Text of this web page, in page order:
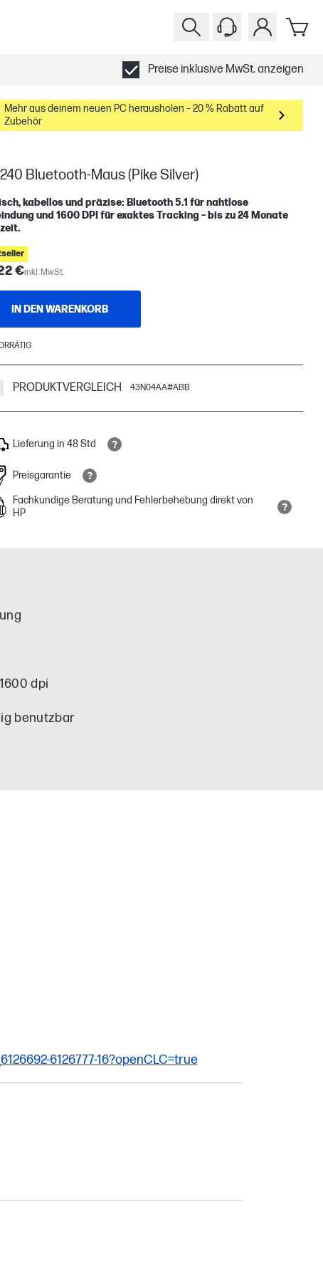
Preise inklusive MwSt. anzeigen
Mehr aus deinem neuen PC herausholen – 20 % Rabatt auf
Zubehör
Bluetooth-Maus (Pike Silver)
kabellos und präzise: Bluetooth 5.1 für nahtlose
und 1600 DPI für exaktes Tracking – bis zu 24 Monate
€inkl. MwSt.
IN DEN WARENKORB
PRODUKTVERGLEICH 43N04AA#ABB
Lieferung in 48 Std
Preisgarantie
Fachkundige Beratung und Fehlerbehebung direkt von
HP
dpi
benutzbar
6126777-16?openCLC=true